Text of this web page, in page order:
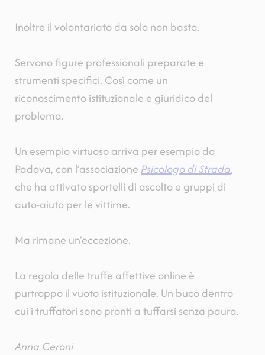
Inoltre il volontariato da solo non basta.
Servono figure professionali preparate e
strumenti specifici. Così come un
riconoscimento istituzionale e giuridico del
problema.
Un esempio virtuoso arriva per esempio da
Padova, con l’associazione Psicologo di Strada,
che ha attivato sportelli di ascolto e gruppi di
auto-aiuto per le vittime.
Ma rimane un’eccezione.
La regola delle truffe affettive online è
purtroppo il vuoto istituzionale. Un buco dentro
cui i truffatori sono pronti a tuffarsi senza paura.
Anna Ceroni